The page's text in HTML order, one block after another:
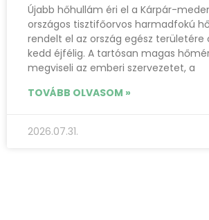
Újabb hőhullám éri el a Kárpár-
országos tisztifőorvos harmadfokú
rendelt el az ország egész
kedd éjfélig. A tartósan magas
megviseli az emberi szervezetet, a
TOVÁBB OLVASOM »
2026.07.31.